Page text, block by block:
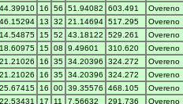
44.39910 16 56 51.94082 603.491
Overeno
46.15294 13 32 21.14694 517.295
Overeno
14.54875 15 52 43.18122 529.261
Overeno
18.60975 15 08 9.49601 310.620
Overeno
21.21026 16 35 34.20396 324.272
Overeno
21.21026 16 35 34.20396 324.272
Overeno
25.67415 16 00 39.35576 468.105
Overeno
22.53431 17 11 7.56632 291.736 Overeno